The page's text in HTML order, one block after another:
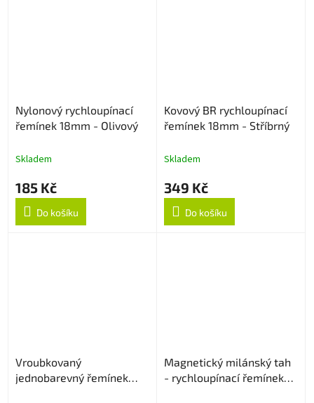
Nylonový rychloupínací
řemínek 18mm - Olivový
Skladem
185 Kč
Do košíku
Kovový BR rychloupínací
řemínek 18mm - Stříbrný
Skladem
349 Kč
Do košíku
Vroubkovaný
jednobarevný řemínek
Magnetický milánský tah
- rychloupínací řemínek